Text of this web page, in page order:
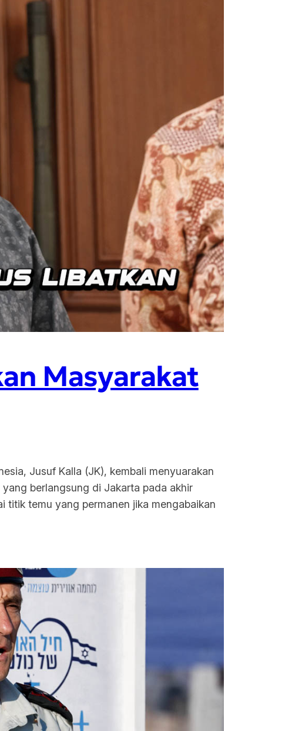
Masyarakat
Jusuf Kalla (JK), kembali menyuarakan
berlangsung di Jakarta pada akhir
titik temu yang permanen jika mengabaikan